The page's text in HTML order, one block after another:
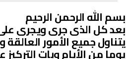
بسم الله الرحمن الرحيم
بعد كل الذى جرى ويجرى
يتناول جميع الأمور
يوما من الأيام وبات